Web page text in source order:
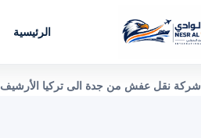
الرئيسية
شركة نقل عفش من جدة الى تركيا الأرشيف